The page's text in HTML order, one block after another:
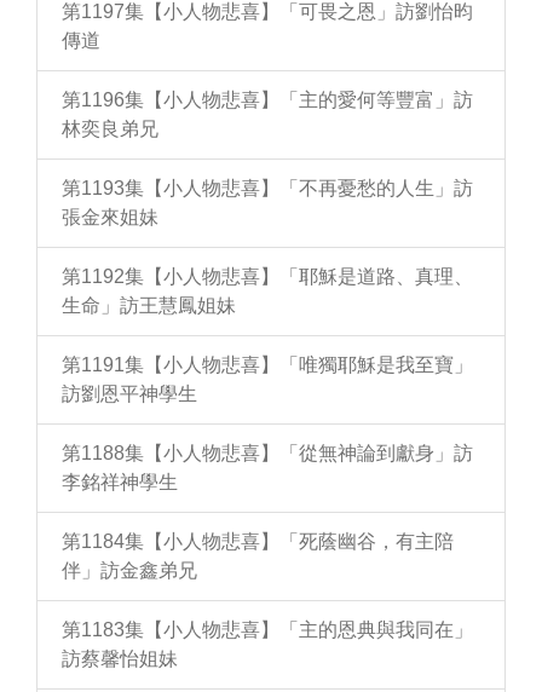
第1197集【小人物悲喜】「可畏之恩」訪劉怡昀
傳道
第1196集【小人物悲喜】「主的愛何等豐富」訪
林奕良弟兄
第1193集【小人物悲喜】「不再憂愁的人生」訪
張金來姐妹
第1192集【小人物悲喜】「耶穌是道路、真理、
生命」訪王慧鳳姐妹
第1191集【小人物悲喜】「唯獨耶穌是我至寶」
訪劉恩平神學生
第1188集【小人物悲喜】「從無神論到獻身」訪
李銘祥神學生
第1184集【小人物悲喜】「死蔭幽谷，有主陪
伴」訪金鑫弟兄
第1183集【小人物悲喜】「主的恩典與我同在」
訪蔡馨怡姐妹